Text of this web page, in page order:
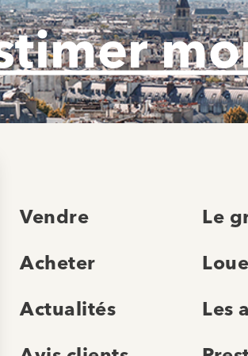
Vendre Le
Acheter
Actualités Les